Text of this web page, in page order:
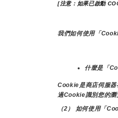
[注意：如果已啟動
我們如何使用「
什麼是「
Cookie是商店伺服器
過Cookie識別您的瀏
（2） 如何使用「